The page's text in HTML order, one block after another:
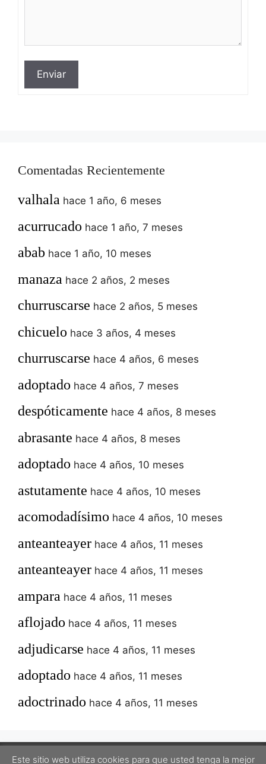
Enviar
Comentadas Recientemente
valhala hace 1 año, 6 meses
acurrucado hace 1 año, 7 meses
abab hace 1 año, 10 meses
manaza hace 2 años, 2 meses
churruscarse hace 2 años, 5 meses
chicuelo hace 3 años, 4 meses
churruscarse hace 4 años, 6 meses
adoptado hace 4 años, 7 meses
despóticamente hace 4 años, 8 meses
abrasante hace 4 años, 8 meses
adoptado hace 4 años, 10 meses
astutamente hace 4 años, 10 meses
acomodadísimo hace 4 años, 10 meses
anteanteayer hace 4 años, 11 meses
anteanteayer hace 4 años, 11 meses
ampara hace 4 años, 11 meses
aflojado hace 4 años, 11 meses
adjudicarse hace 4 años, 11 meses
adoptado hace 4 años, 11 meses
adoctrinado hace 4 años, 11 meses
Este sitio web utiliza cookies para que usted tenga la mejor